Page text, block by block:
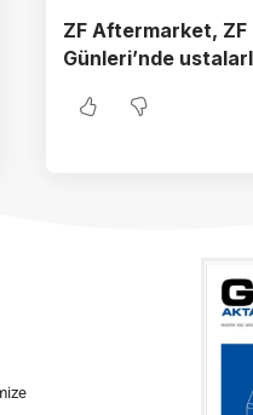
ZF Aftermarket,
Günleri’nde